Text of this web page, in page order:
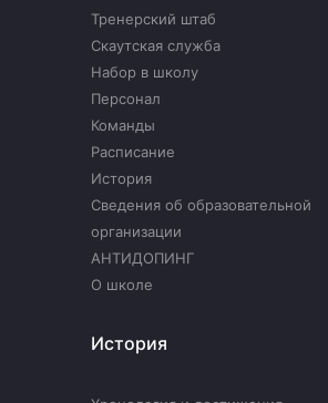
Тренерский штаб
Скаутская служба
Набор в школу
Персонал
Команды
Расписание
История
Сведения об образовательной
организации
АНТИДОПИНГ
О школе
История